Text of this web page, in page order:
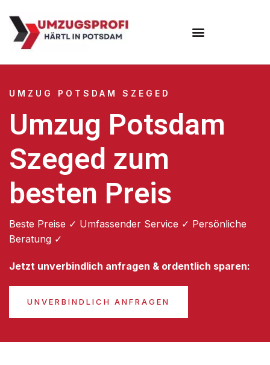
UMZUG POTSDAM SZEGED
Umzug Potsdam
Szeged zum
besten Preis
Beste Preise ✓ Umfassender Service ✓ Persönliche
Beratung ✓
Jetzt unverbindlich anfragen & ordentlich sparen:
UNVERBINDLICH ANFRAGEN